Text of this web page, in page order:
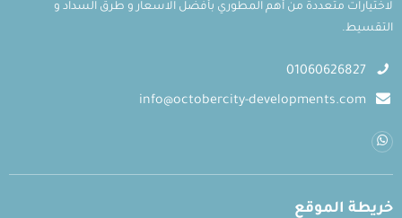
لاختيارات متعددة من أهم المطوري بأفضل الاسعار و طرق السداد و
التقسيط.
01060626827
info@octobercity-developments.com
خريطة الموقع